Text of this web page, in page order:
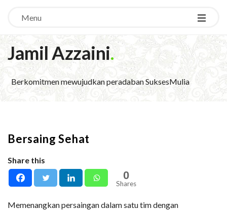
Menu
Jamil Azzaini.
Berkomitmen mewujudkan peradaban SuksesMulia
Bersaing Sehat
Share this
0
Shares
Memenangkan persaingan dalam satu tim dengan